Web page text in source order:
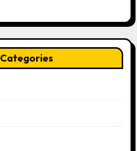
Categories